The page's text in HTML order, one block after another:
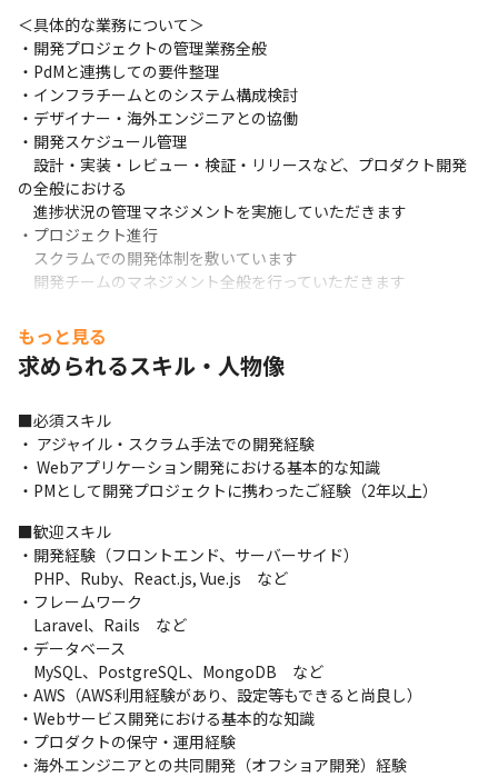
＜具体的な業務について＞
・開発プロジェクトの管理業務全般
・PdMと連携しての要件整理
・インフラチームとのシステム構成検討
・デザイナー・海外エンジニアとの協働
・開発スケジュール管理
設計・実装・レビュー・検証・リリースなど、プロダクト開発
の全般における
進捗状況の管理マネジメントを実施していただきます
・プロジェクト進行
スクラムでの開発体制を敷いています
開発チームのマネジメント全般を行っていただきます
もっと見る
求められるスキル・人物像
■必須スキル
・ アジャイル・スクラム手法での開発経験
・ Webアプリケーション開発における基本的な知識
・PMとして開発プロジェクトに携わったご経験（2年以上）
■歓迎スキル
・開発経験（フロントエンド、サーバーサイド）
PHP、Ruby、React.js, Vue.js　など
・フレームワーク
Laravel、Rails　など
・データベース
MySQL、PostgreSQL、MongoDB　など
・AWS（AWS利用経験があり、設定等もできると尚良し）
・Webサービス開発における基本的な知識
・プロダクトの保守・運用経験
・海外エンジニアとの共同開発（オフショア開発）経験